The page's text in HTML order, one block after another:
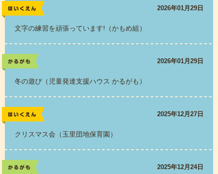
2026年01月29日
文字の練習を頑張っています!（かもめ組）
2026年01月29日
冬の遊び（児童発達支援ハウス かるがも）
2025年12月27日
クリスマス会（玉里団地保育園）
2025年12月24日